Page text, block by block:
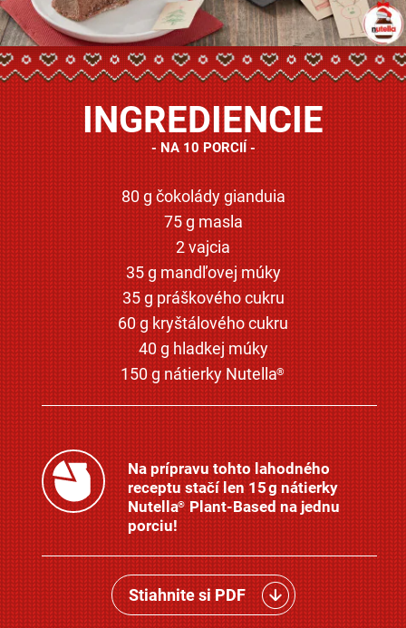
INGREDIENCIE
NA 10 PORCIÍ
80 g čokolády gianduia
75 g masla
2 vajcia
35 g mandľovej múky
35 g práškového cukru
60 g kryštálového cukru
40 g hladkej múky
150 g nátierky Nutella®
Na prípravu tohto lahodného
receptu stačí len 15 g nátierky
Nutella® Plant-Based na jednu
porciu!
Stiahnite si PDF